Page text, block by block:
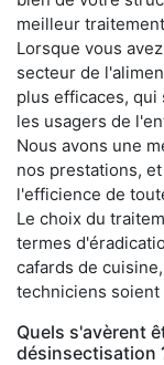
meilleur
Lorsque vous
secteur de
plus efficaces,
les usagers de
Nous avons une
nos prestations,
l'efficience de
Le choix du
termes
cafards de
techniciens soient
Quels s'avèrent
désinsectisation